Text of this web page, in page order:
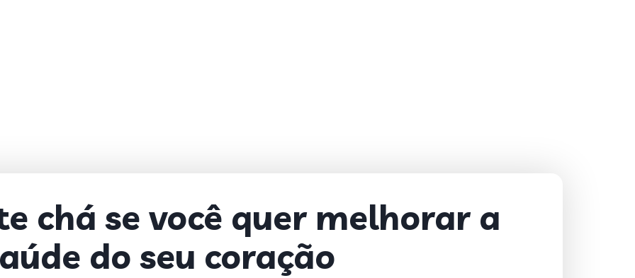
chá se você quer melhorar a
do seu coração